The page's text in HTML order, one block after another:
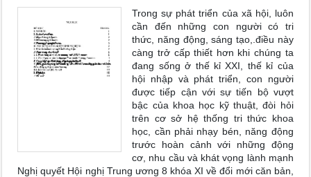
Trong sự phát triển của xã hội, luôn
cần đến những con người có tri
thức, năng động, sáng tạo,.điều này
càng trở cấp thiết hơn khi chúng ta
đang sống ở thế kỉ XXI, thế kỉ của
hội nhập và phát triển, con người
được tiếp cận với sự tiến bộ vượt
bậc của khoa học kỹ thuật, đòi hỏi
trên cơ sở hệ thống tri thức khoa
học, cần phải nhạy bén, năng động
trước hoàn cảnh với những động
cơ, nhu cầu và khát vọng lành mạnh
Nghị quyết Hội nghị Trung ương 8 khóa XI về đổi mới căn bản,